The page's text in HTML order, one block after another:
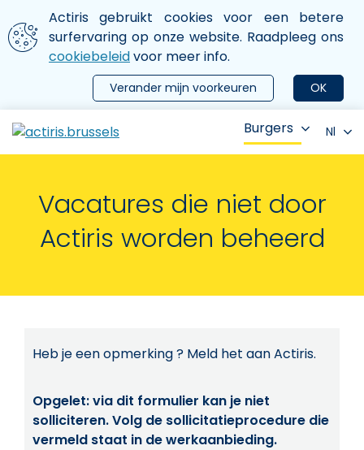
Aller au contenu principal
We gebruiken cookies
Actiris gebruikt cookies voor een betere
surfervaring op onze website. Raadpleeg ons
cookiebeleidvoor meer info.
OK
Verander mijn voorkeuren
le menu
Burgers Nl
Vacatures die niet door
Actiris worden beheerd
Heb je een opmerking ? Meld het aan Actiris.
Opgelet: via dit formulier kan je niet
solliciteren. Volg de sollicitatieprocedure die
vermeld staat in de werkaanbieding.